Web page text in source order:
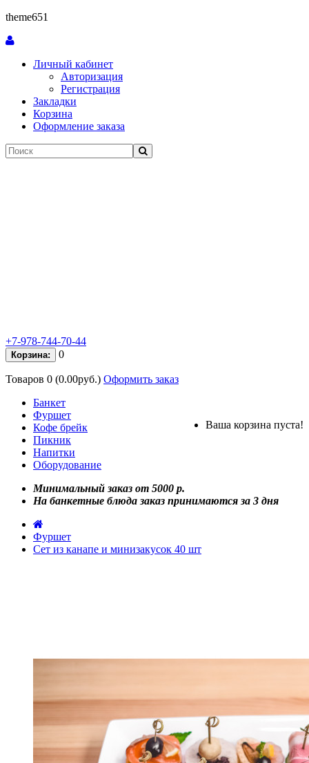
theme651
Личный кабинет
Авторизация
Регистрация
Закладки
Корзина
Оформление заказа
+7-978-744-70-44
Корзина: 0
Товаров 0 (0.00руб.) Оформить заказ
Ваша корзина пуста!
Банкет
Фуршет
Кофе брейк
Пикник
Напитки
Оборудование
Минимальный заказ от 5000 р.
На банкетные блюда заказ принимаются за 3 дня
Фуршет
Сет из канапе и минизакусок 40 шт